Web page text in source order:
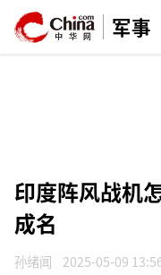
军事
印度阵风战机
成名
孙绪闻 2025-05-09